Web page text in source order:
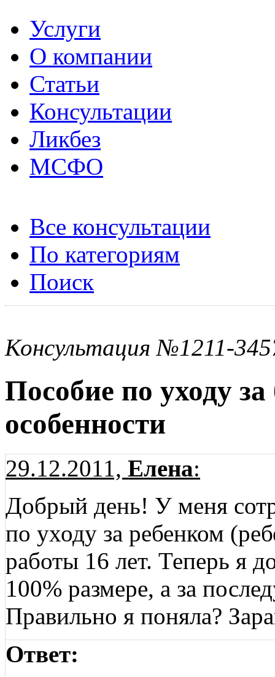
Услуги
О компании
Статьи
Консультации
Ликбез
МСФО
Все консультации
По категориям
Поиск
Консультация №1211-
Пособие по уходу
особенности
29.12.2011, Елена:
Добрый день! У меня
по уходу за ребенком
работы 16 лет. Теперь я
100% размере, а за
Правильно я поняла?
Ответ: